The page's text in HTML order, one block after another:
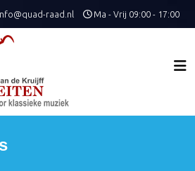
raad.nl Ma - Vrij 09:00 - 17:00